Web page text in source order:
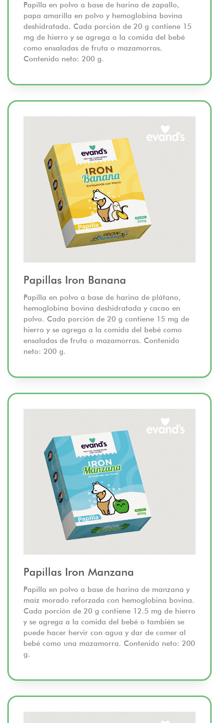
Papilla en polvo a base de harina de zapallo,
papa amarilla en polvo y hemoglobina bovina
deshidratada. Cada porción de 20 g contiene 15
mg de hierro y se agrega a la comida del bebé
como ensaladas de fruta o mazamorras.
Contenido neto: 200 g.
Papillas Iron Banana
Papilla en polvo a base de harina de plátano,
hemoglobina bovina deshidratada y cacao en
polvo. Cada porción de 20 g contiene 15 mg de
hierro y se agrega a la comida del bebé como
ensaladas de fruta o mazamorras. Contenido
neto: 200 g.
Papillas Iron Manzana
Papilla en polvo a base de harina de manzana y
maíz morado reforzada con hemoglobina bovina.
Cada porción de 20 g contiene 12.5 mg de hierro
y se agrega a la comida del bebé o también se
puede hacer hervir con agua y dar de comer al
bebé como una mazamorra. Contenido neto: 200
g.